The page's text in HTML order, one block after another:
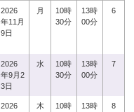
2026
年11月
9日
月
10時
30分
13時
00分
6
2026
年9月2
3日
水
10時
30分
13時
00分
7
2026
木
10時
13時
8